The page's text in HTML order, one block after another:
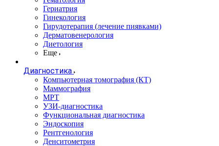
Гериатрия
Гинекология
Гирудотерапия (лечение пиявками)
Дерматовенерология
Диетология
Еще
Диагностика
Компьютерная томография (КТ)
Маммография
МРТ
УЗИ-диагностика
Функциональная диагностика
Эндоскопия
Рентгенология
Денситометрия